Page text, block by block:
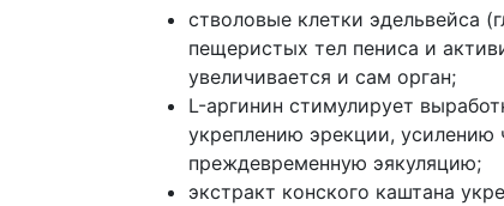
стволовые клетки эдельвейса
пещеристых тел пениса и
увеличивается и сам орган;
L-аргинин стимулирует
укреплению эрекции, усилению
преждевременную эякуляцию;
экстракт конского каштана